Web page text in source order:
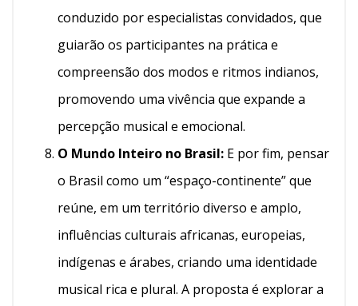
conduzido por especialistas convidados, que
guiarão os participantes na prática e
compreensão dos modos e ritmos indianos,
promovendo uma vivência que expande a
percepção musical e emocional.
O Mundo Inteiro no Brasil: E por fim, pensar
o Brasil como um “espaço-continente” que
reúne, em um território diverso e amplo,
influências culturais africanas, europeias,
indígenas e árabes, criando uma identidade
musical rica e plural. A proposta é explorar a